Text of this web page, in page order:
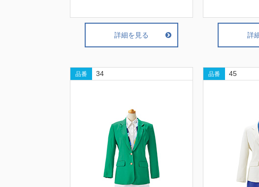
詳細を見る 詳
品番 34 品番 45